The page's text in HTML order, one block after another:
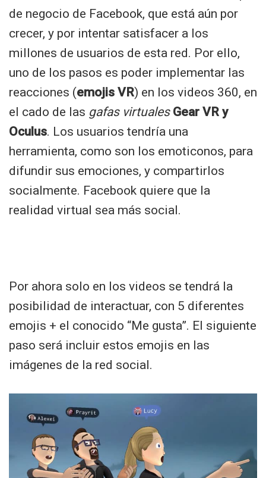
de negocio de Facebook, que está aún por
crecer, y por intentar satisfacer a los
millones de usuarios de esta red. Por ello,
uno de los pasos es poder implementar las
reacciones (emojis VR) en los videos 360, en
el cado de las gafas virtuales Gear VR y
Oculus. Los usuarios tendría una
herramienta, como son los emoticonos, para
difundir sus emociones, y compartirlos
socialmente. Facebook quiere que la
realidad virtual sea más social.
Por ahora solo en los videos se tendrá la
posibilidad de interactuar, con 5 diferentes
emojis + el conocido “Me gusta”. El siguiente
paso será incluir estos emojis en las
imágenes de la red social.